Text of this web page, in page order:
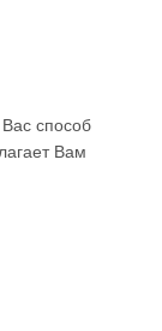
способ
Вам